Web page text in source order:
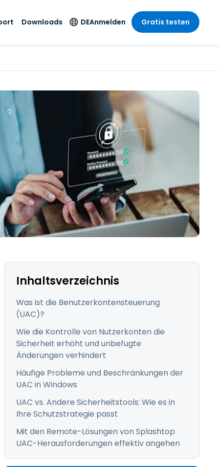
Endpunkterkennung
Foxpass Wi-Fi Zugriff
und Kontrolle
Sicherer Zero-Trust-
Arbeitsbereich
Shield (Anti-Betrug)
Alle Produkte
Unterhaltung
und
Sektor
und Design
& Buchhaltung
entdecken
Unterhaltung
anzeigen
Downloads DE
Nederlands
Português
简体中文
繁體中文
日本語
ภาษาไทย
Anmelden Gratis testen
Inhaltsverzeichnis
Was ist die Benutzerkontensteuerung
(UAC)?
Wie die Kontrolle von Nutzerkonten die
Sicherheit erhöht und unbefugte
Änderungen verhindert
Häufige Probleme und Beschränkungen der
UAC in Windows
UAC vs. Andere Sicherheitstools: Wie es in
Ihre Schutzstrategie passt
Mit den Remote-Lösungen von Splashtop
UAC-Herausforderungen effektiv angehen